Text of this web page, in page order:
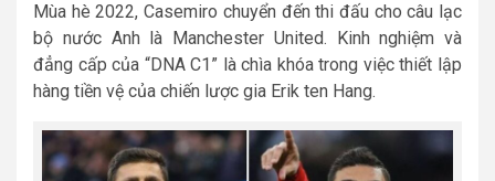
Mùa hè 2022, Casemiro chuyển đến thi đấu cho câu lạc
bộ nước Anh là Manchester United. Kinh nghiệm và
đẳng cấp của “DNA C1” là chìa khóa trong việc thiết lập
hàng tiền vệ của chiến lược gia Erik ten Hang.